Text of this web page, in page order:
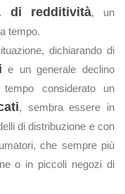
di redditività, un
tempo.
dichiarando di
e un generale declino
considerato un
, sembra essere in
di distribuzione e con
che sempre più
o in piccoli negozi di